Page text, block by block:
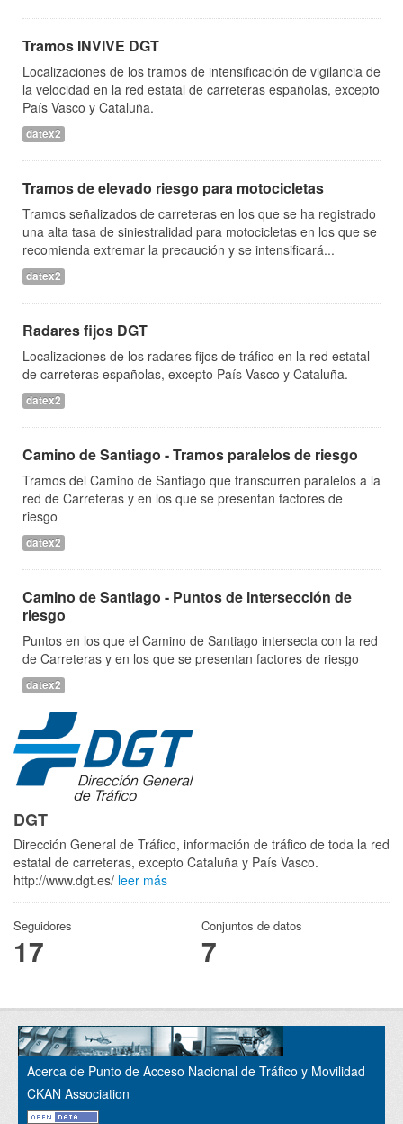
Tramos INVIVE DGT
Localizaciones de los tramos de intensificación de vigilancia de
la velocidad en la red estatal de carreteras españolas, excepto
País Vasco y Cataluña.
datex2
Tramos de elevado riesgo para motocicletas
Tramos señalizados de carreteras en los que se ha registrado
una alta tasa de siniestralidad para motocicletas en los que se
recomienda extremar la precaución y se intensificará...
datex2
Radares fijos DGT
Localizaciones de los radares fijos de tráfico en la red estatal
de carreteras españolas, excepto País Vasco y Cataluña.
datex2
Camino de Santiago - Tramos paralelos de riesgo
Tramos del Camino de Santiago que transcurren paralelos a la
red de Carreteras y en los que se presentan factores de
riesgo
datex2
Camino de Santiago - Puntos de intersección de
riesgo
Puntos en los que el Camino de Santiago intersecta con la red
de Carreteras y en los que se presentan factores de riesgo
datex2
DGT
Dirección General de Tráfico, información de tráfico de toda la red
estatal de carreteras, excepto Cataluña y País Vasco.
http://www.dgt.es/ leer más
Seguidores
17
Conjuntos de datos
7
Acerca de Punto de Acceso Nacional de Tráfico y Movilidad
CKAN Association